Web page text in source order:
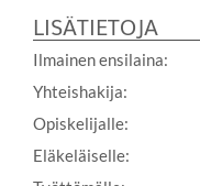
LISÄTIETOJA
Ilmainen ensilaina:
Yhteishakija:
Opiskelijalle:
Eläkeläiselle: